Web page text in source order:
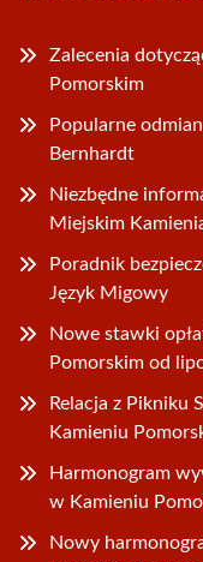
Zalecenia
Pomorskim
Popularne
Bernhardt
Niezbędne
Miejskim
Poradnik
Język Migowy
Nowe stawki
Pomorskim od
Relacja z Pikniku
Kamieniu
Harmonogram
w Kamieniu
Nowy